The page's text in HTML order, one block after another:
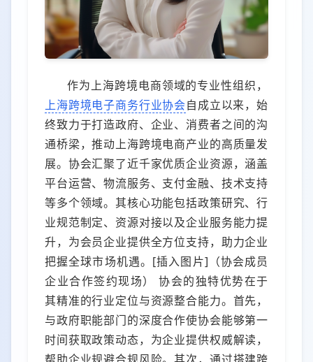
作为上海跨境电商领域的专业性组织，
上海跨境电子商务行业协会自成立以来，始
终致力于打造政府、企业、消费者之间的沟
通桥梁，推动上海跨境电商产业的高质量发
展。协会汇聚了近千家优质企业资源，涵盖
平台运营、物流服务、支付金融、技术支持
等多个领域。其核心功能包括政策研究、行
业规范制定、资源对接以及企业服务能力提
升，为会员企业提供全方位支持，助力企业
把握全球市场机遇。[插入图片]（协会成员
企业合作签约现场） 协会的独特优势在于
其精准的行业定位与资源整合能力。首先，
与政府职能部门的深度合作使协会能够第一
时间获取政策动态，为企业提供权威解读，